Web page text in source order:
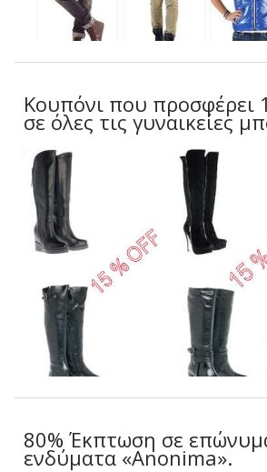
Κουπόνι που προσφέρει
σε όλες τις γυναικείες
80% Έκπτωση σε
ενδύματα «Anonima».